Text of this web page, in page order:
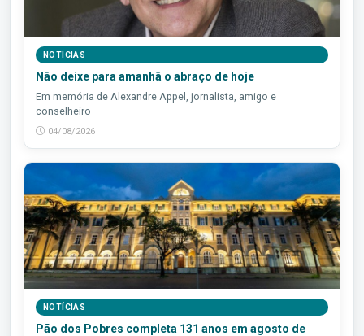
NOTÍCIAS
Não deixe para amanhã o abraço de hoje
Em memória de Alexandre Appel, jornalista, amigo e
conselheiro
04/08/2026
NOTÍCIAS
Pão dos Pobres completa 131 anos em agosto de